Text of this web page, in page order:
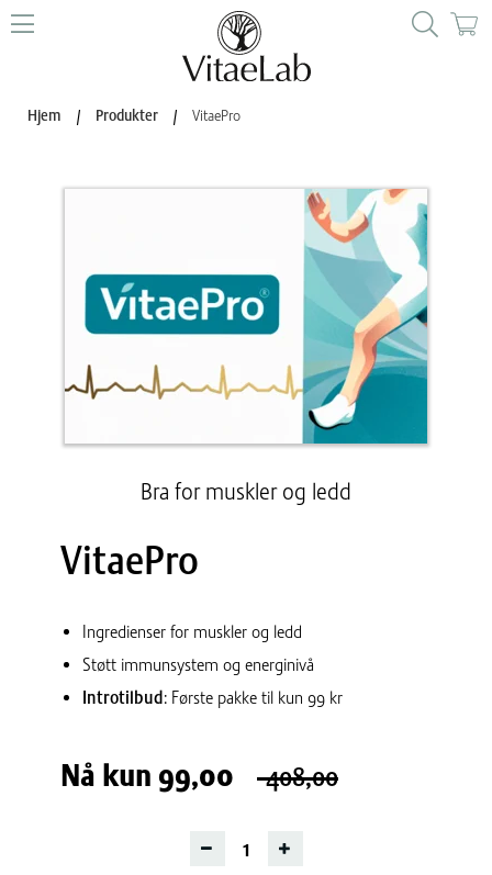
Hjem / Produkter / VitaePro
Bra for muskler og ledd
VitaePro
Ingredienser for muskler og ledd
Støtt immunsystem og energinivå
Introtilbud: Første pakke til kun 99 kr
Nå kun 99,00 408,00